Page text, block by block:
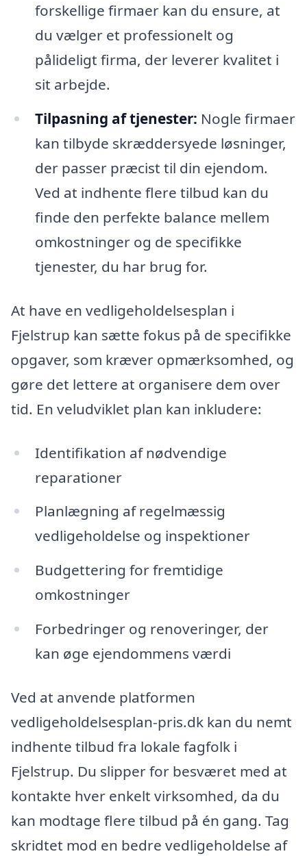
forskellige firmaer kan du ensure, at
du vælger et professionelt og
pålideligt firma, der leverer kvalitet i
sit arbejde.
Tilpasning af tjenester: Nogle firmaer
kan tilbyde skræddersyede løsninger,
der passer præcist til din ejendom.
Ved at indhente flere tilbud kan du
finde den perfekte balance mellem
omkostninger og de specifikke
tjenester, du har brug for.
At have en vedligeholdelsesplan i
Fjelstrup kan sætte fokus på de specifikke
opgaver, som kræver opmærksomhed, og
gøre det lettere at organisere dem over
tid. En veludviklet plan kan inkludere:
Identifikation af nødvendige
reparationer
Planlægning af regelmæssig
vedligeholdelse og inspektioner
Budgettering for fremtidige
omkostninger
Forbedringer og renoveringer, der
kan øge ejendommens værdi
Ved at anvende platformen
vedligeholdelsesplan-pris.dk kan du nemt
indhente tilbud fra lokale fagfolk i
Fjelstrup. Du slipper for besværet med at
kontakte hver enkelt virksomhed, da du
kan modtage flere tilbud på én gang. Tag
skridtet mod en bedre vedligeholdelse af